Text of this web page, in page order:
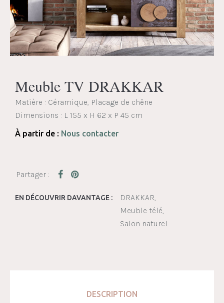
Meuble TV DRAKKAR
Matière : Céramique, Placage de chêne
Dimensions : L 155 x H 62 x P 45 cm
À partir de : Nous contacter
EN DÉCOUVRIR DAVANTAGE :
DRAKKAR
Meuble télé
Salon naturel
DESCRIPTION